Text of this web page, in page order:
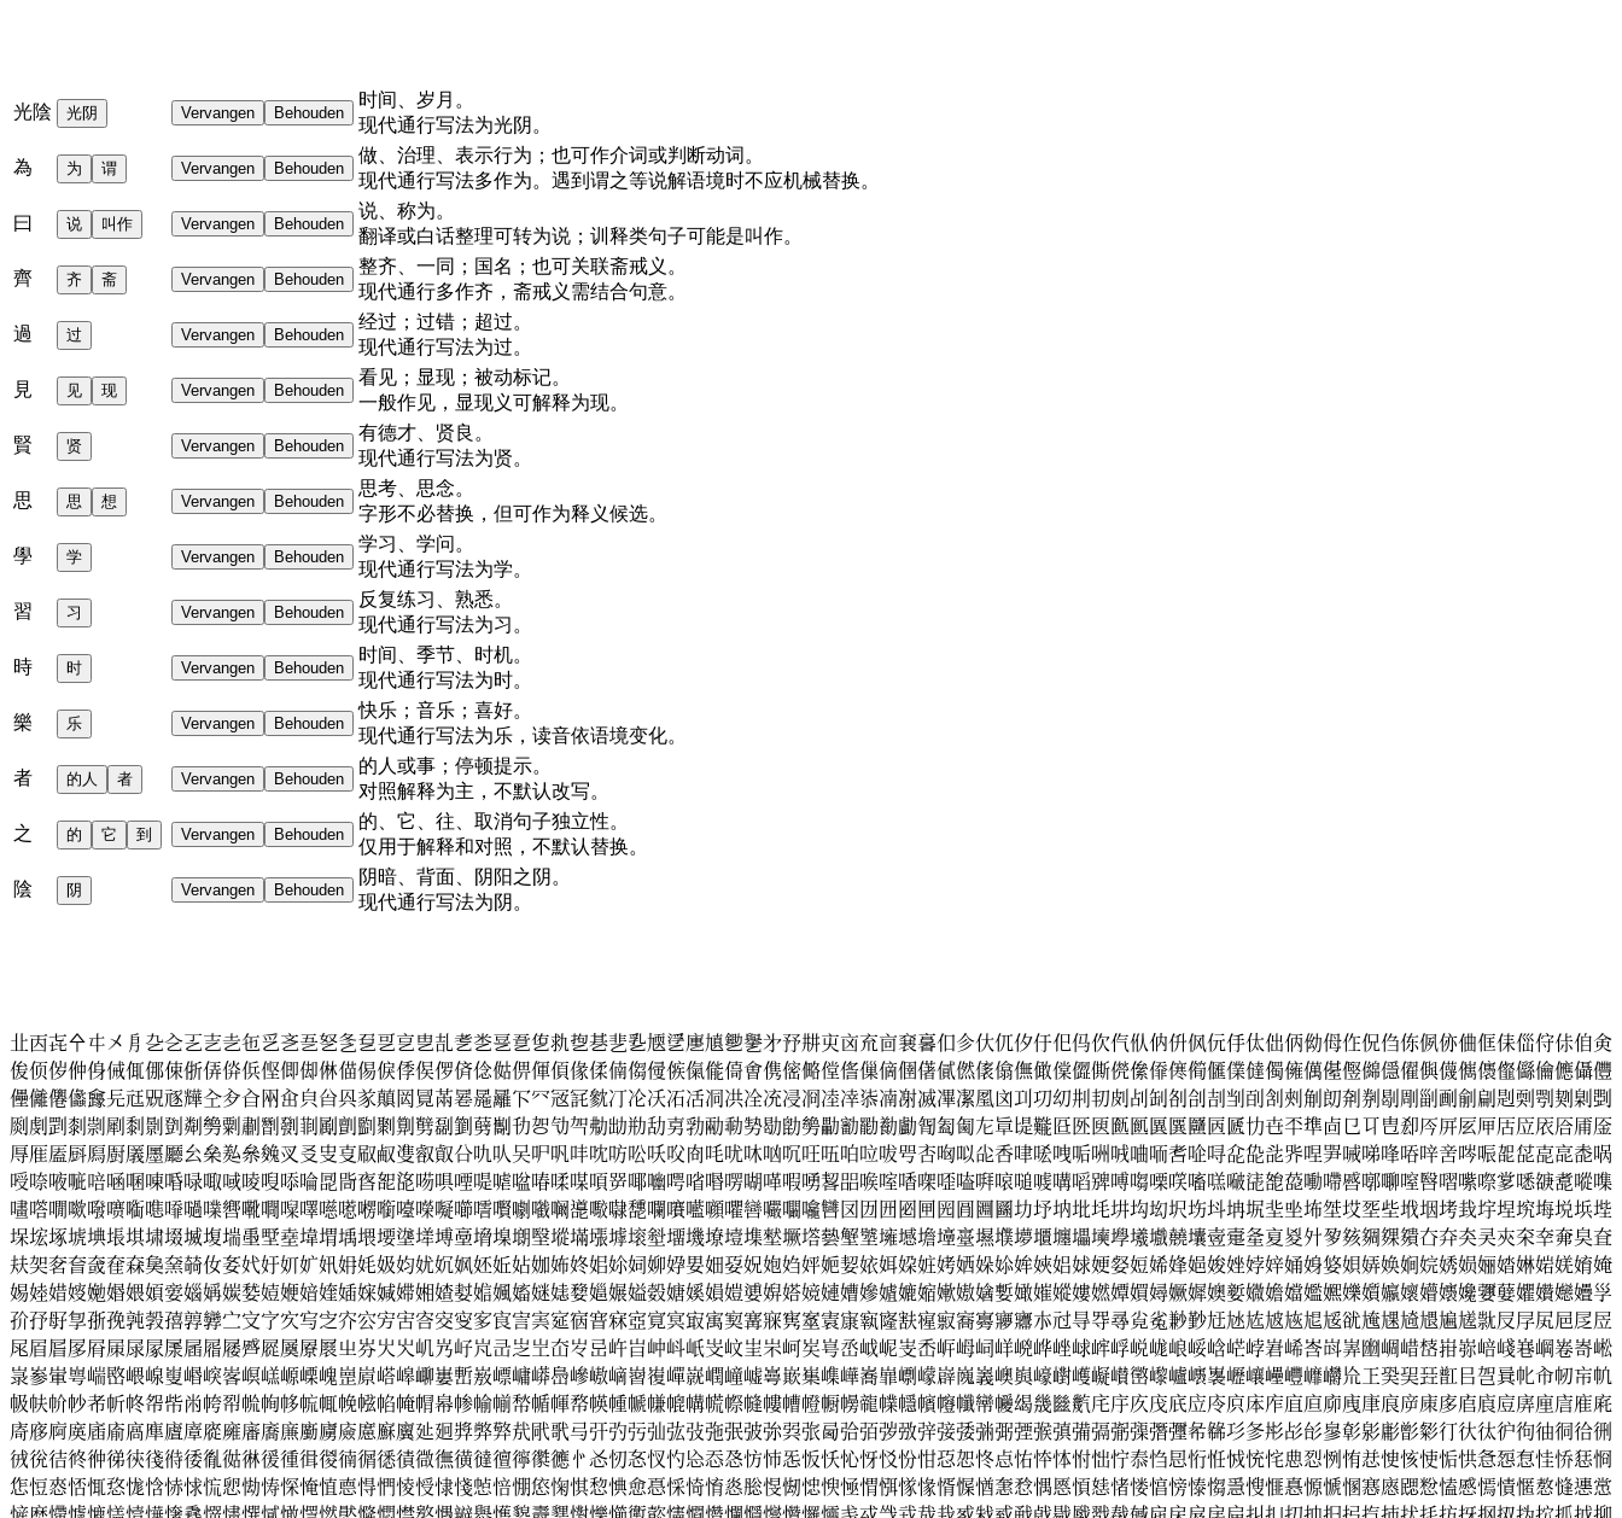
光陰 光阴 Vervangen Behouden
时间、岁月。
现代通行写法为“光阴”。
為 为 谓 Vervangen Behouden
做、治理、表示行为；也可作介词或判断动词。
现代通行写法多作“为”。遇到“谓之”等说解语境时不应机械替换。
曰 说 叫作 Vervangen Behouden
说、称为。
翻译或白话整理可转为“说”；训释类句子可能是“叫作”。
齊 齐 斋 Vervangen Behouden
整齐、一同；国名；也可关联斋戒义。
现代通行多作“齐”，斋戒义需结合句意。
過 过 Vervangen Behouden
经过；过错；超过。
现代通行写法为“过”。
見 见 现 Vervangen Behouden
看见；显现；被动标记。
一般作“见”，显现义可解释为“现”。
賢 贤 Vervangen Behouden
有德才、贤良。
现代通行写法为“贤”。
思 思 想 Vervangen Behouden
思考、思念。
字形不必替换，但可作为释义候选。
學 学 Vervangen Behouden
学习、学问。
现代通行写法为“学”。
習 习 Vervangen Behouden
反复练习、熟悉。
现代通行写法为“习”。
時 时 Vervangen Behouden
时间、季节、时机。
现代通行写法为“时”。
樂 乐 Vervangen Behouden
快乐；音乐；喜好。
现代通行写法为“乐”，读音依语境变化。
者 的人 者 Vervangen Behouden
……的人或事；停顿提示。
对照解释为主，不默认改写。
之 的 它 到 Vervangen Behouden
的、它、往、取消句子独立性。
仅用于解释和对照，不默认替换。
陰 阴 Vervangen Behouden
阴暗、背面、阴阳之阴。
现代通行写法为“阴”。
㐀㐁㐂㐃㐄㐅㐆㐇㐈㐉㐊㐋㐌㐍㐎㐏㐐㐑㐒㐓㐔㐕㐖㐗㐘㐙㐚㐛㐜㐝㐞㐟㐠㐡㐢㐣㐤㐥㐦㐧㐨㐩㐪㐫㐬㐭㐮㐯㐰㐱㐲㐳㐴㐵㐶㐷㐸㐹㐺㐻㐼㐽㐾㐿㑀㑁㑂㑃㑄㑅㑆㑇㑈㑉㑊㑋㑌㑍㑎㑏㑐㑑㑒
㑓㑔㑕㑖㑗㑘㑙㑚㑛㑜㑝㑞㑟㑠㑡㑢㑣㑤㑥㑦㑧㑨㑩㑪㑫㑬㑭㑮㑯㑰㑱㑲㑳㑴㑵㑶㑷㑸㑹㑺㑻㑼㑽㑾㑿㒀㒁㒂㒃㒄㒅㒆㒇㒈㒉㒊㒋㒌㒍㒎㒏㒐㒑㒒㒓㒔㒕㒖㒗㒘㒙㒚㒛㒜㒝㒞㒟㒠㒡㒢㒣㒤㒥
㒦㒧㒨㒩㒪㒫㒬㒭㒮㒯㒰㒱㒲㒳㒴㒵㒶㒷㒸㒹㒺㒻㒼㒽㒾㒿㓀㓁㓂㓃㓄㓅㓆㓇㓈㓉㓊㓋㓌㓍㓎㓏㓐㓑㓒㓓㓔㓕㓖㓗㓘㓙㓚㓛㓜㓝㓞㓟㓠㓡㓢㓣㓤㓥㓦㓧㓨㓩㓪㓫㓬㓭㓮㓯㓰㓱㓲㓳㓴㓵㓶㓷㓸
㓹㓺㓻㓼㓽㓾㓿㔀㔁㔂㔃㔄㔅㔆㔇㔈㔉㔊㔋㔌㔍㔎㔏㔐㔑㔒㔓㔔㔕㔖㔗㔘㔙㔚㔛㔜㔝㔞㔟㔠㔡㔢㔣㔤㔥㔦㔧㔨㔩㔪㔫㔬㔭㔮㔯㔰㔱㔲㔳㔴㔵㔶㔷㔸㔹㔺㔻㔼㔽㔾㔿㕀㕁㕂㕃㕄㕅㕆㕇㕈㕉㕊㕋
㕌㕍㕎㕏㕐㕑㕒㕓㕔㕕㕖㕗㕘㕙㕚㕛㕜㕝㕞㕟㕠㕡㕢㕣㕤㕥㕦㕧㕨㕩㕪㕫㕬㕭㕮㕯㕰㕱㕲㕳㕴㕵㕶㕷㕸㕹㕺㕻㕼㕽㕾㕿㖀㖁㖂㖃㖄㖅㖆㖇㖈㖉㖊㖋㖌㖍㖎㖏㖐㖑㖒㖓㖔㖕㖖㖗㖘㖙㖚㖛㖜㖝㖞
㖟㖠㖡㖢㖣㖤㖥㖦㖧㖨㖩㖪㖫㖬㖭㖮㖯㖰㖱㖲㖳㖴㖵㖶㖷㖸㖹㖺㖻㖼㖽㖾㖿㗀㗁㗂㗃㗄㗅㗆㗇㗈㗉㗊㗋㗌㗍㗎㗏㗐㗑㗒㗓㗔㗕㗖㗗㗘㗙㗚㗛㗜㗝㗞㗟㗠㗡㗢㗣㗤㗥㗦㗧㗨㗩㗪㗫㗬㗭㗮㗯㗰㗱
㗲㗳㗴㗵㗶㗷㗸㗹㗺㗻㗼㗽㗾㗿㘀㘁㘂㘃㘄㘅㘆㘇㘈㘉㘊㘋㘌㘍㘎㘏㘐㘑㘒㘓㘔㘕㘖㘗㘘㘙㘚㘛㘜㘝㘞㘟㘠㘡㘢㘣㘤㘥㘦㘧㘨㘩㘪㘫㘬㘭㘮㘯㘰㘱㘲㘳㘴㘵㘶㘷㘸㘹㘺㘻㘼㘽㘾㘿㙀㙁㙂㙃㙄
㙅㙆㙇㙈㙉㙊㙋㙌㙍㙎㙏㙐㙑㙒㙓㙔㙕㙖㙗㙘㙙㙚㙛㙜㙝㙞㙟㙠㙡㙢㙣㙤㙥㙦㙧㙨㙩㙪㙫㙬㙭㙮㙯㙰㙱㙲㙳㙴㙵㙶㙷㙸㙹㙺㙻㙼㙽㙾㙿㚀㚁㚂㚃㚄㚅㚆㚇㚈㚉㚊㚋㚌㚍㚎㚏㚐㚑㚒㚓㚔㚕㚖㚗
㚘㚙㚚㚛㚜㚝㚞㚟㚠㚡㚢㚣㚤㚥㚦㚧㚨㚩㚪㚫㚬㚭㚮㚯㚰㚱㚲㚳㚴㚵㚶㚷㚸㚹㚺㚻㚼㚽㚾㚿㛀㛁㛂㛃㛄㛅㛆㛇㛈㛉㛊㛋㛌㛍㛎㛏㛐㛑㛒㛓㛔㛕㛖㛗㛘㛙㛚㛛㛜㛝㛞㛟㛠㛡㛢㛣㛤㛥㛦㛧㛨㛩㛪
㛫㛬㛭㛮㛯㛰㛱㛲㛳㛴㛵㛶㛷㛸㛹㛺㛻㛼㛽㛾㛿㜀㜁㜂㜃㜄㜅㜆㜇㜈㜉㜊㜋㜌㜍㜎㜏㜐㜑㜒㜓㜔㜕㜖㜗㜘㜙㜚㜛㜜㜝㜞㜟㜠㜡㜢㜣㜤㜥㜦㜧㜨㜩㜪㜫㜬㜭㜮㜯㜰㜱㜲㜳㜴㜵㜶㜷㜸㜹㜺㜻㜼㜽
㜾㜿㝀㝁㝂㝃㝄㝅㝆㝇㝈㝉㝊㝋㝌㝍㝎㝏㝐㝑㝒㝓㝔㝕㝖㝗㝘㝙㝚㝛㝜㝝㝞㝟㝠㝡㝢㝣㝤㝥㝦㝧㝨㝩㝪㝫㝬㝭㝮㝯㝰㝱㝲㝳㝴㝵㝶㝷㝸㝹㝺㝻㝼㝽㝾㝿㞀㞁㞂㞃㞄㞅㞆㞇㞈㞉㞊㞋㞌㞍㞎㞏㞐
㞑㞒㞓㞔㞕㞖㞗㞘㞙㞚㞛㞜㞝㞞㞟㞠㞡㞢㞣㞤㞥㞦㞧㞨㞩㞪㞫㞬㞭㞮㞯㞰㞱㞲㞳㞴㞵㞶㞷㞸㞹㞺㞻㞼㞽㞾㞿㟀㟁㟂㟃㟄㟅㟆㟇㟈㟉㟊㟋㟌㟍㟎㟏㟐㟑㟒㟓㟔㟕㟖㟗㟘㟙㟚㟛㟜㟝㟞㟟㟠㟡㟢㟣
㟤㟥㟦㟧㟨㟩㟪㟫㟬㟭㟮㟯㟰㟱㟲㟳㟴㟵㟶㟷㟸㟹㟺㟻㟼㟽㟾㟿㠀㠁㠂㠃㠄㠅㠆㠇㠈㠉㠊㠋㠌㠍㠎㠏㠐㠑㠒㠓㠔㠕㠖㠗㠘㠙㠚㠛㠜㠝㠞㠟㠠㠡㠢㠣㠤㠥㠦㠧㠨㠩㠪㠫㠬㠭㠮㠯㠰㠱㠲㠳㠴㠵㠶
㠷㠸㠹㠺㠻㠼㠽㠾㠿㡀㡁㡂㡃㡄㡅㡆㡇㡈㡉㡊㡋㡌㡍㡎㡏㡐㡑㡒㡓㡔㡕㡖㡗㡘㡙㡚㡛㡜㡝㡞㡟㡠㡡㡢㡣㡤㡥㡦㡧㡨㡩㡪㡫㡬㡭㡮㡯㡰㡱㡲㡳㡴㡵㡶㡷㡸㡹㡺㡻㡼㡽㡾㡿㢀㢁㢂㢃㢄㢅㢆㢇㢈㢉
㢊㢋㢌㢍㢎㢏㢐㢑㢒㢓㢔㢕㢖㢗㢘㢙㢚㢛㢜㢝㢞㢟㢠㢡㢢㢣㢤㢥㢦㢧㢨㢩㢪㢫㢬㢭㢮㢯㢰㢱㢲㢳㢴㢵㢶㢷㢸㢹㢺㢻㢼㢽㢾㢿㣀㣁㣂㣃㣄㣅㣆㣇㣈㣉㣊㣋㣌㣍㣎㣏㣐㣑㣒㣓㣔㣕㣖㣗㣘㣙㣚㣛㣜
㣝㣞㣟㣠㣡㣢㣣㣤㣥㣦㣧㣨㣩㣪㣫㣬㣭㣮㣯㣰㣱㣲㣳㣴㣵㣶㣷㣸㣹㣺㣻㣼㣽㣾㣿㤀㤁㤂㤃㤄㤅㤆㤇㤈㤉㤊㤋㤌㤍㤎㤏㤐㤑㤒㤓㤔㤕㤖㤗㤘㤙㤚㤛㤜㤝㤞㤟㤠㤡㤢㤣㤤㤥㤦㤧㤨㤩㤪㤫㤬㤭㤮㤯
㤰㤱㤲㤳㤴㤵㤶㤷㤸㤹㤺㤻㤼㤽㤾㤿㥀㥁㥂㥃㥄㥅㥆㥇㥈㥉㥊㥋㥌㥍㥎㥏㥐㥑㥒㥓㥔㥕㥖㥗㥘㥙㥚㥛㥜㥝㥞㥟㥠㥡㥢㥣㥤㥥㥦㥧㥨㥩㥪㥫㥬㥭㥮㥯㥰㥱㥲㥳㥴㥵㥶㥷㥸㥹㥺㥻㥼㥽㥾㥿㦀㦁㦂